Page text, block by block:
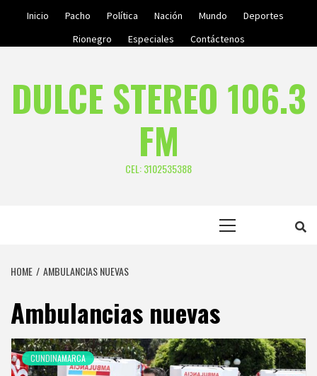
Inicio Pacho Política Nación Mundo
Deportes
Rionegro
Especiales Contáctenos
DULCE STEREO 106.3
FM
CEL: 3102535388
HOME AMBULANCIAS NUEVAS
Ambulancias nuevas
CUNDINAMARCA